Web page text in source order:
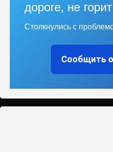
дороге, не
Столкнулись с
Сообщить